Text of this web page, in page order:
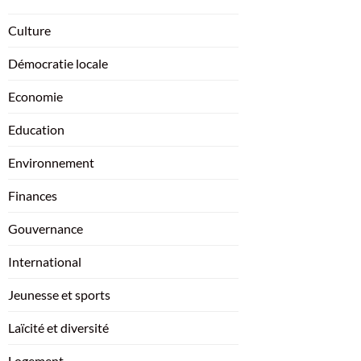
Culture
Démocratie locale
Economie
Education
Environnement
Finances
Gouvernance
International
Jeunesse et sports
Laïcité et diversité